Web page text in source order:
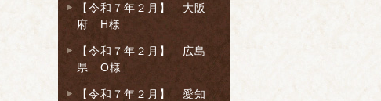
【令和７年２月】 大阪
府 H様
【令和７年２月】 広島
県 O様
【令和７年２月】 愛知